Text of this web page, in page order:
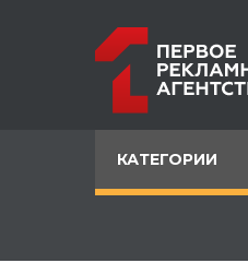
КАТЕГОРИИ